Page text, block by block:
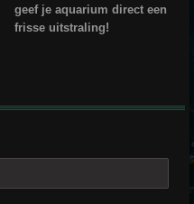
geef je aquarium direct een
frisse uitstraling!